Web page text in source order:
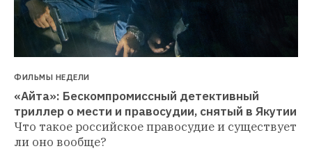
ФИЛЬМЫ НЕДЕЛИ
«Айта»: Бескомпромиссный детективный
триллер о мести и правосудии, снятый в Якутии
Что такое российское правосудие и существует
ли оно вообще?